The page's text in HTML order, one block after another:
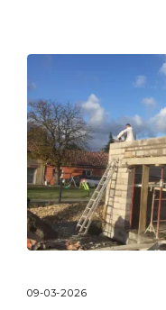
09-03-2026